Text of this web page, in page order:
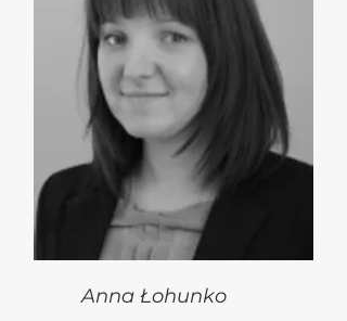
Anna Łohunko